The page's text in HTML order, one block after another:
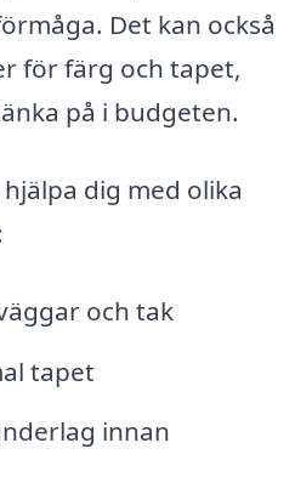
Det kan också
för färg och tapet,
på i budgeten.
dig med olika
och tak
tapet
innan